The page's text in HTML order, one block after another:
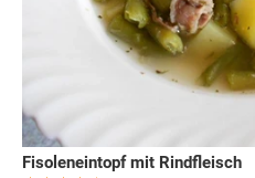
Fisoleneintopf mit Rindfleisch